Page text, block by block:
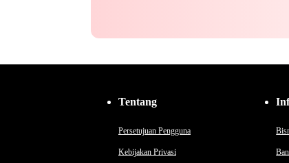
Tentang
Persetujuan Pengguna
Kebijakan Privasi